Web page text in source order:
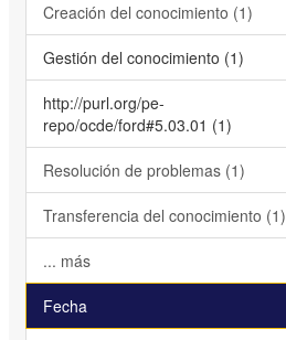
Creación del conocimiento (1)
Gestión del conocimiento (1)
http://purl.org/pe-
repo/ocde/ford#5.03.01 (1)
Resolución de problemas (1)
Transferencia del conocimiento (1)
... más
Fecha